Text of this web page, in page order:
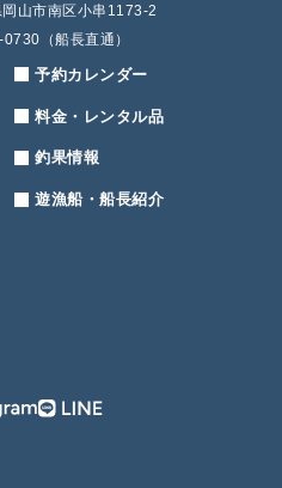
山市南区小串1173-2
（船長直通）
予約カレンダー
料金・レンタル品
釣果情報
遊漁船・船長紹介